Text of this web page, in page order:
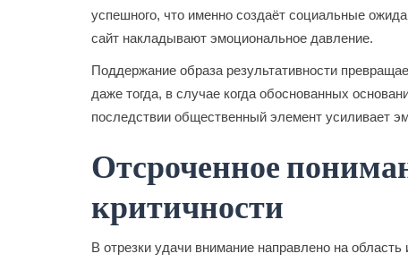
успешного, что именно создаёт социальные
сайт накладывают эмоциональное давление.
Поддержание образа результативности
даже тогда, в случае когда обоснованных
последствии общественный элемент усиливает
Отсроченное
критичности
В отрезки удачи внимание направлено на